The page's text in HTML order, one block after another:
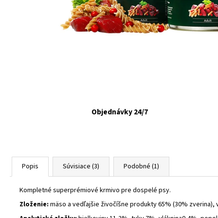
Objednávky 24/7
Popis Súvisiace (3) Podobné (1)
Kompletné superprémiové krmivo pre dospelé psy.
Zloženie: mäso a vedľajšie živočíšne produkty 65% (30%
€12,35